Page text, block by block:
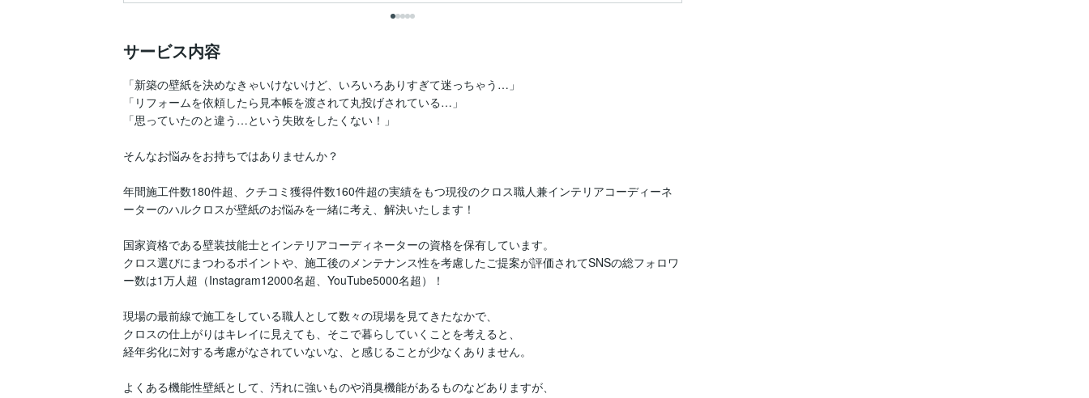
サービス内容
「新築の壁紙を決めなきゃいけないけど、いろいろありすぎて迷っちゃう…」
「リフォームを依頼したら見本帳を渡されて丸投げされている…」
「思っていたのと違う…という失敗をしたくない！」
そんなお悩みをお持ちではありませんか？
年間施工件数180件超、クチコミ獲得件数160件超の実績をもつ現役のクロス職人兼インテリアコーディーネ
ーターのハルクロスが壁紙のお悩みを一緒に考え、解決いたします！
国家資格である壁装技能士とインテリアコーディネーターの資格を保有しています。
クロス選びにまつわるポイントや、施工後のメンテナンス性を考慮したご提案が評価されてSNSの総フォロワ
ー数は1万人超（Instagram12000名超、YouTube5000名超）！
現場の最前線で施工をしている職人として数々の現場を見てきたなかで、
クロスの仕上がりはキレイに見えても、そこで暮らしていくことを考えると、
経年劣化に対する考慮がなされていないな、と感じることが少なくありません。
よくある機能性壁紙として、汚れに強いものや消臭機能があるものなどありますが、